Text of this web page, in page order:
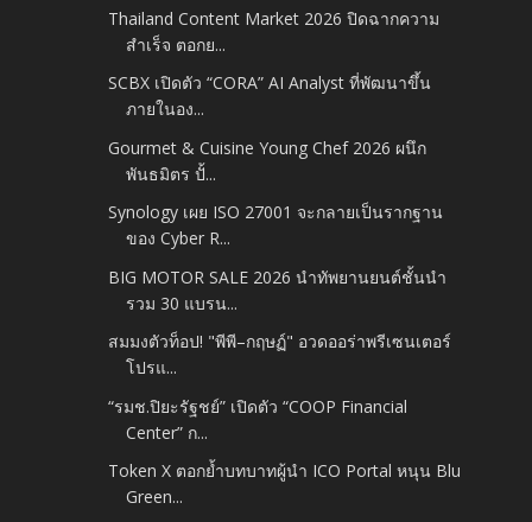
Thailand Content Market 2026 ปิดฉากความ
สำเร็จ ตอกย...
SCBX เปิดตัว “CORA” AI Analyst ที่พัฒนาขึ้น
ภายในอง...
Gourmet & Cuisine Young Chef 2026 ผนึก
พันธมิตร ปั้...
Synology เผย ISO 27001 จะกลายเป็นรากฐาน
ของ Cyber R...
BIG MOTOR SALE 2026 นำทัพยานยนต์ชั้นนำ
รวม 30 แบรน...
สมมงตัวท็อป! "พีพี–กฤษฏ์" อวดออร่าพรีเซนเตอร์
โปรแ...
“รมช.ปิยะรัฐชย์” เปิดตัว “COOP Financial
Center” ก...
Token X ตอกย้ำบทบาทผู้นำ ICO Portal หนุน Blu
Green...